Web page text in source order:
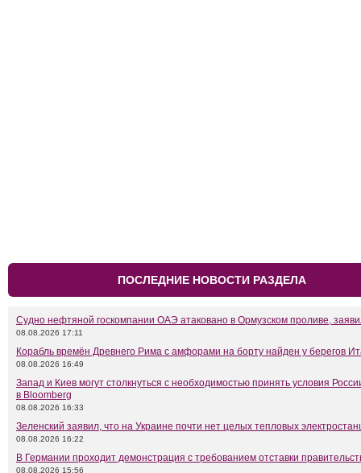
ПОСЛЕДНИЕ НОВОСТИ РАЗДЕЛА
Судно нефтяной госкомпании ОАЭ атаковано в Ормузском проливе,
08.08.2026 17:11
Корабль времён Древнего Рима с амфорами на борту найден у берегов
08.08.2026 16:49
Запад и Киев могут столкнуться с необходимостью принять условия
в Bloomberg
08.08.2026 16:33
Зеленский заявил, что на Украине почти нет целых тепловых
08.08.2026 16:22
В Германии проходит демонстрация с требованием отставки
08.08.2026 15:56